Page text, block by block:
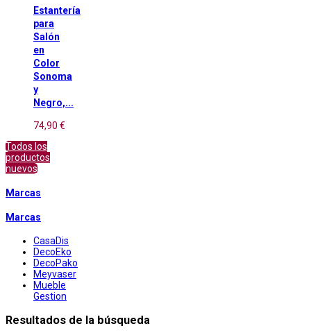
Estantería
para
Salón
en
Color
Sonoma
y
Negro,...
74,90 €
Todos los
productos
nuevos
Marcas
Marcas
CasaDis
DecoEko
DecoPako
Meyvaser
Mueble
Gestion
Resultados de la búsqueda